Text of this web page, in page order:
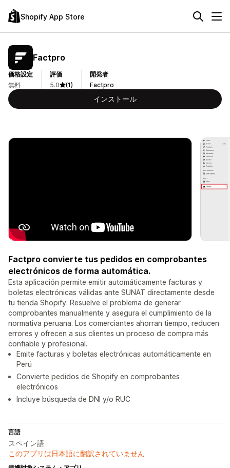
Shopify App Store
Factpro
価格設定
無料
評価
5.0
(1)
開発者
Factpro
インストール
Factpro convierte tus pedidos en comprobantes
electrónicos de forma automática.
Esta aplicación permite emitir automáticamente facturas y
boletas electrónicas válidas ante SUNAT directamente desde
tu tienda Shopify. Resuelve el problema de generar
comprobantes manualmente y asegura el cumplimiento de la
normativa peruana. Los comerciantes ahorran tiempo, reducen
errores y ofrecen a sus clientes un proceso de compra más
confiable y profesional.
Emite facturas y boletas electrónicas automáticamente en
Perú
Convierte pedidos de Shopify en comprobantes
electrónicos
Incluye búsqueda de DNI y/o RUC
言語
スペイン語
このアプリは日本語に翻訳されていません